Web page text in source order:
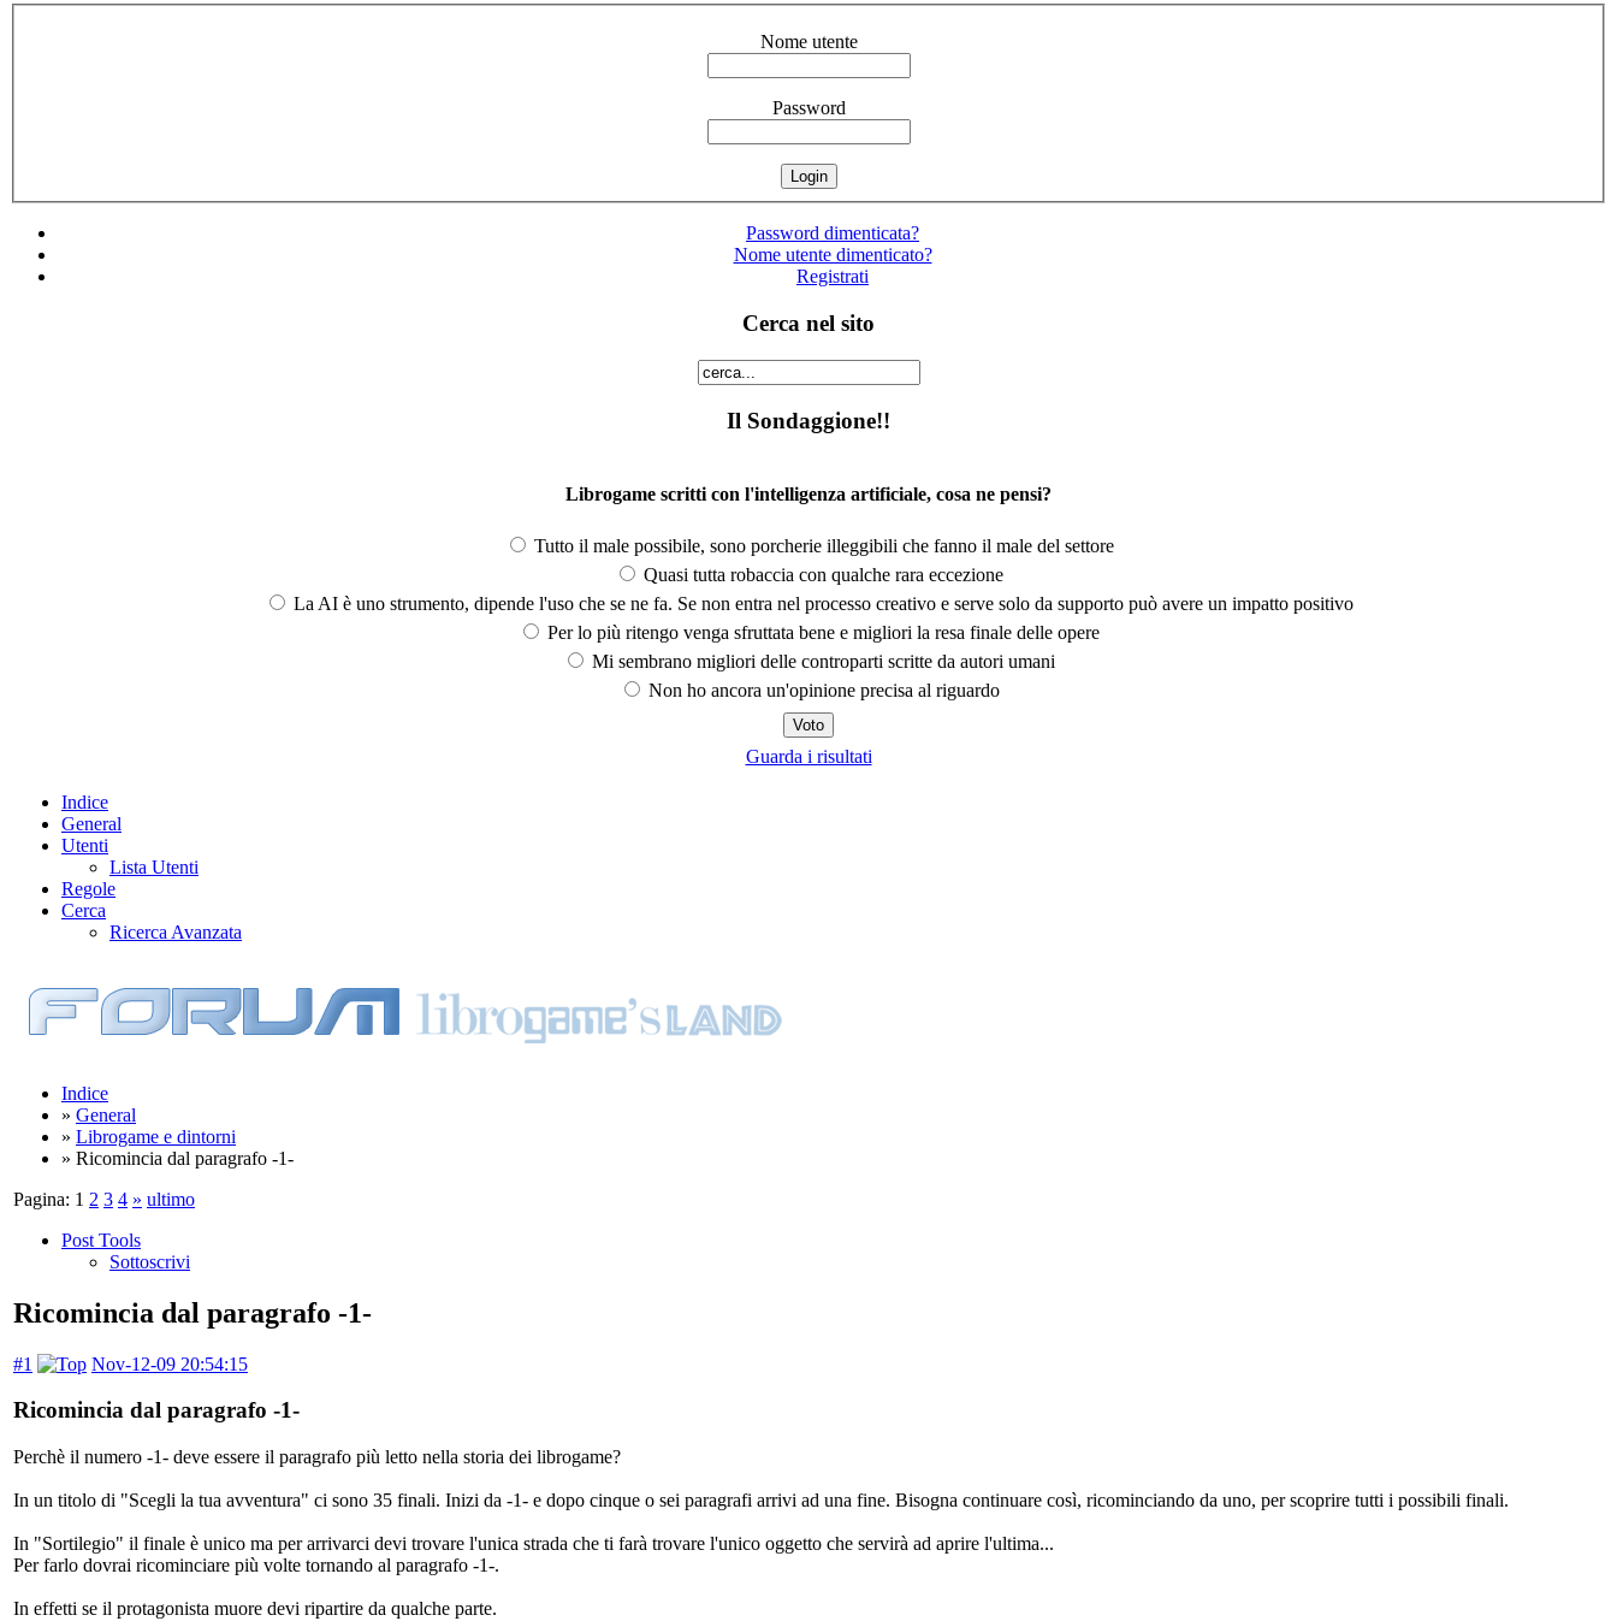
Nome utente
Password
Password dimenticata?
Nome utente dimenticato?
Registrati
Cerca nel sito
Il Sondaggione!!
Librogame scritti con l'intelligenza artificiale, cosa ne pensi?
Tutto il male possibile, sono porcherie illeggibili che fanno il male del settore
Quasi tutta robaccia con qualche rara eccezione
La AI è uno strumento, dipende l'uso che se ne fa. Se non entra nel processo creativo e serve solo da supporto può avere un impatto positivo
Per lo più ritengo venga sfruttata bene e migliori la resa finale delle opere
Mi sembrano migliori delle controparti scritte da autori umani
Non ho ancora un'opinione precisa al riguardo
Guarda i risultati
Indice
General
Utenti
Lista Utenti
Regole
Cerca
Ricerca Avanzata
Indice
» General
» Librogame e dintorni
» Ricomincia dal paragrafo -1-
Pagina: 1 2 3 4 » ultimo
Post Tools
Sottoscrivi
Ricomincia dal paragrafo -1-
#1 Nov-12-09 20:54:15
Ricomincia dal paragrafo -1-
Perchè il numero -1- deve essere il paragrafo più letto nella storia dei librogame?
In un titolo di "Scegli la tua avventura" ci sono 35 finali. Inizi da -1- e dopo cinque o sei paragrafi arrivi ad una fine. Bisogna continuare così, ricominciando da uno, per scoprire tutti i possibili finali.
In "Sortilegio" il finale è unico ma per arrivarci devi trovare l'unica strada che ti farà trovare l'unico oggetto che servirà ad aprire l'ultima...
Per farlo dovrai ricominciare più volte tornando al paragrafo -1-.
In effetti se il protagonista muore devi ripartire da qualche parte.